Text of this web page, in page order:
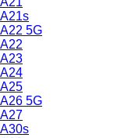
A21s
A22 5G
A22
A23
A24
A25
A26 5G
A27
A30s